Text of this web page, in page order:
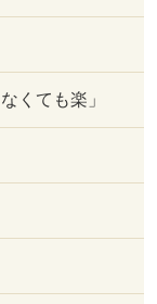
くても楽」